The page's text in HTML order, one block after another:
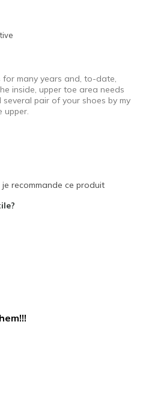
for many years and, to-date,
inside, upper toe area needs
pair of your shoes by my
upper.
recommande ce produit